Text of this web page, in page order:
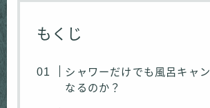
もくじ
シャワーだけでも風呂キャ
なるのか？